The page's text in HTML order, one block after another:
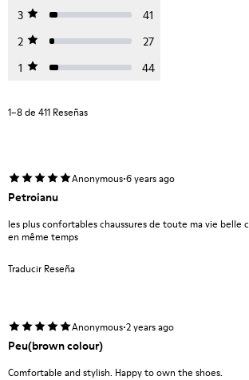
3
41
2
27
1
44
1–8 de 411 Reseñas
Anonymous·6 years ago
Petroianu
les plus confortables chaussures de toute ma vie
en même temps
Traducir Reseña
Anonymous·2 years ago
Peu(brown colour)
Comfortable and stylish. Happy to own the shoes.